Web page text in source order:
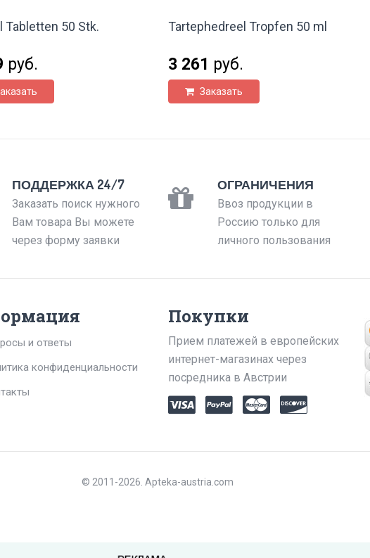
Tabletten 50 Stk.
руб.
Tartephedreel Tropfen 50 ml
3 261 руб.
Заказать
ПОДДЕРЖКА 24/7
Заказать поиск нужного
Вам товара Вы можете
через форму заявки
ОГРАНИЧЕНИЯ
Ввоз продукции в
Россию только для
личного пользования
и ответы
конфиденциальности
Покупки
Прием платежей в европейских
интернет-магазинах через
посредника в Австрии
© 2011-2026. Apteka-austria.com